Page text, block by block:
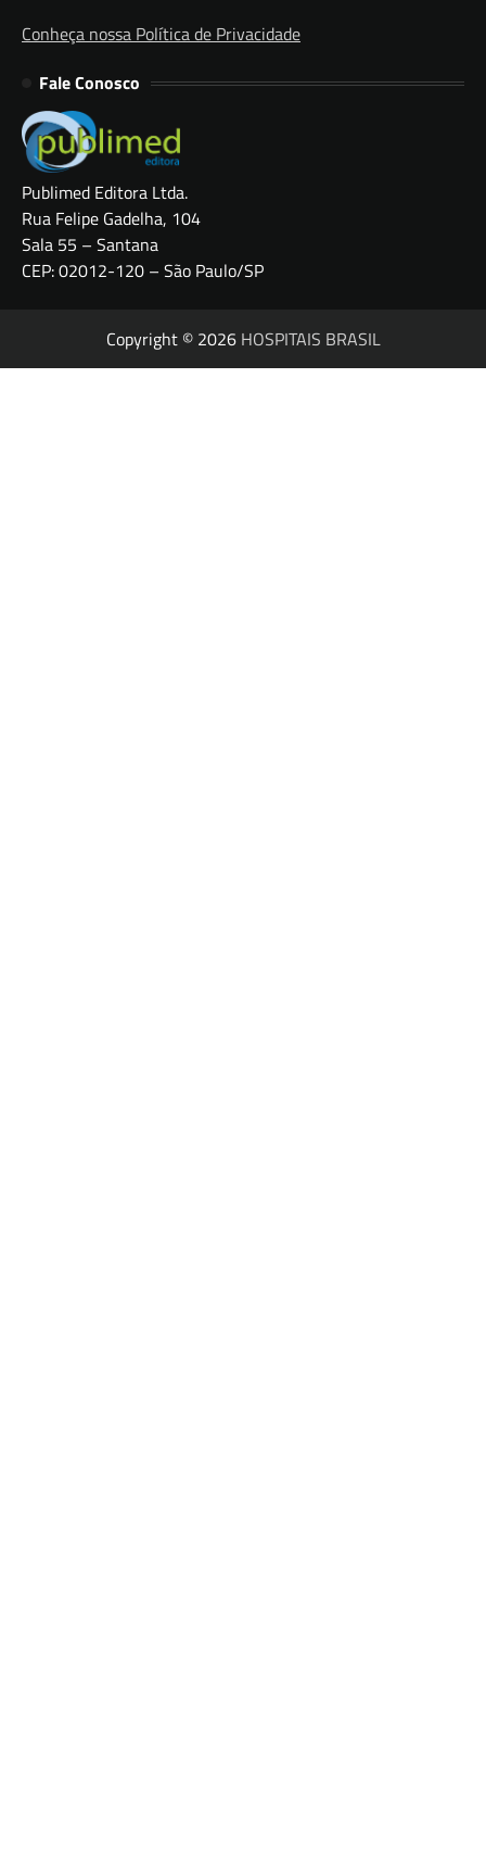
Conheça nossa Política de Privacidade
Fale Conosco
Publimed Editora Ltda.
Rua Felipe Gadelha, 104
Sala 55 – Santana
CEP: 02012-120 – São Paulo/SP
Copyright © 2026 HOSPITAIS BRASIL